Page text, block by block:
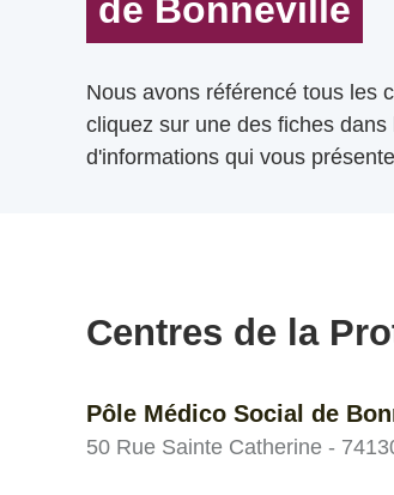
de Bonneville
Nous avons référencé tous les
cliquez sur une des fiches
d'informations qui vous
Centres de la
Pôle Médico Social de
50 Rue Sainte Catherine -